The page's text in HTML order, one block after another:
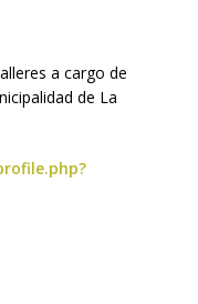
a cargo de
de La